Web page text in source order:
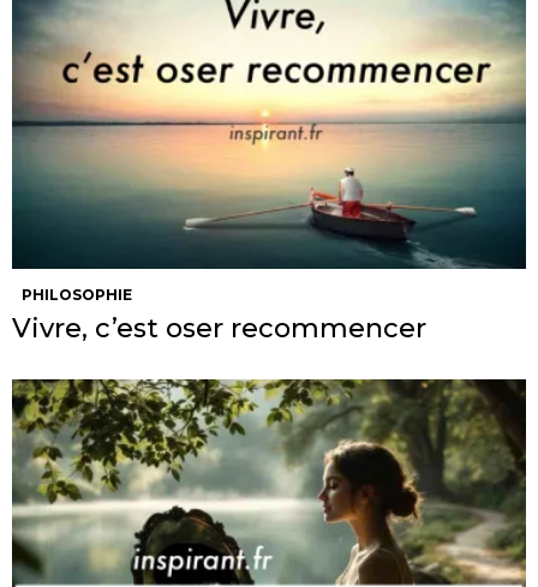
PHILOSOPHIE
Vivre, c’est oser recommencer